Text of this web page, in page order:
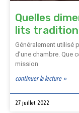
Quelles
lits
Généralement utilisé
d’une chambre. Que
mission
continuer la lecture »
27 juillet 2022